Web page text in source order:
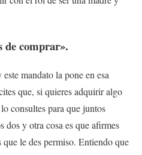
de comprar».
mandato la pone en esa
que, si quieres adquirir algo
consultes para que juntos
dos y otra cosa es que afirmes
le des permiso. Entiendo que